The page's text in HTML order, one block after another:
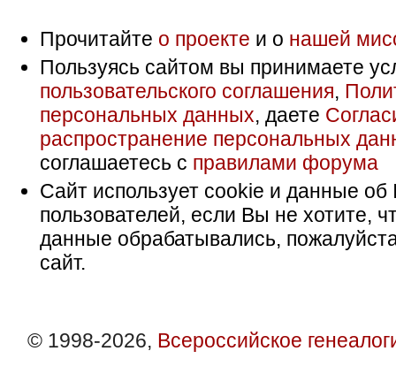
Прочитайте о проекте и о нашей
Пользуясь сайтом вы принимаете
пользовательского соглашения,
персональных данных, даете
распространение персональных
соглашаетесь с правилами форума
Сайт использует cookie и данные об
пользователей, если Вы не хотите,
данные обрабатывались,
сайт.
© 1998-2026, Всероссийское